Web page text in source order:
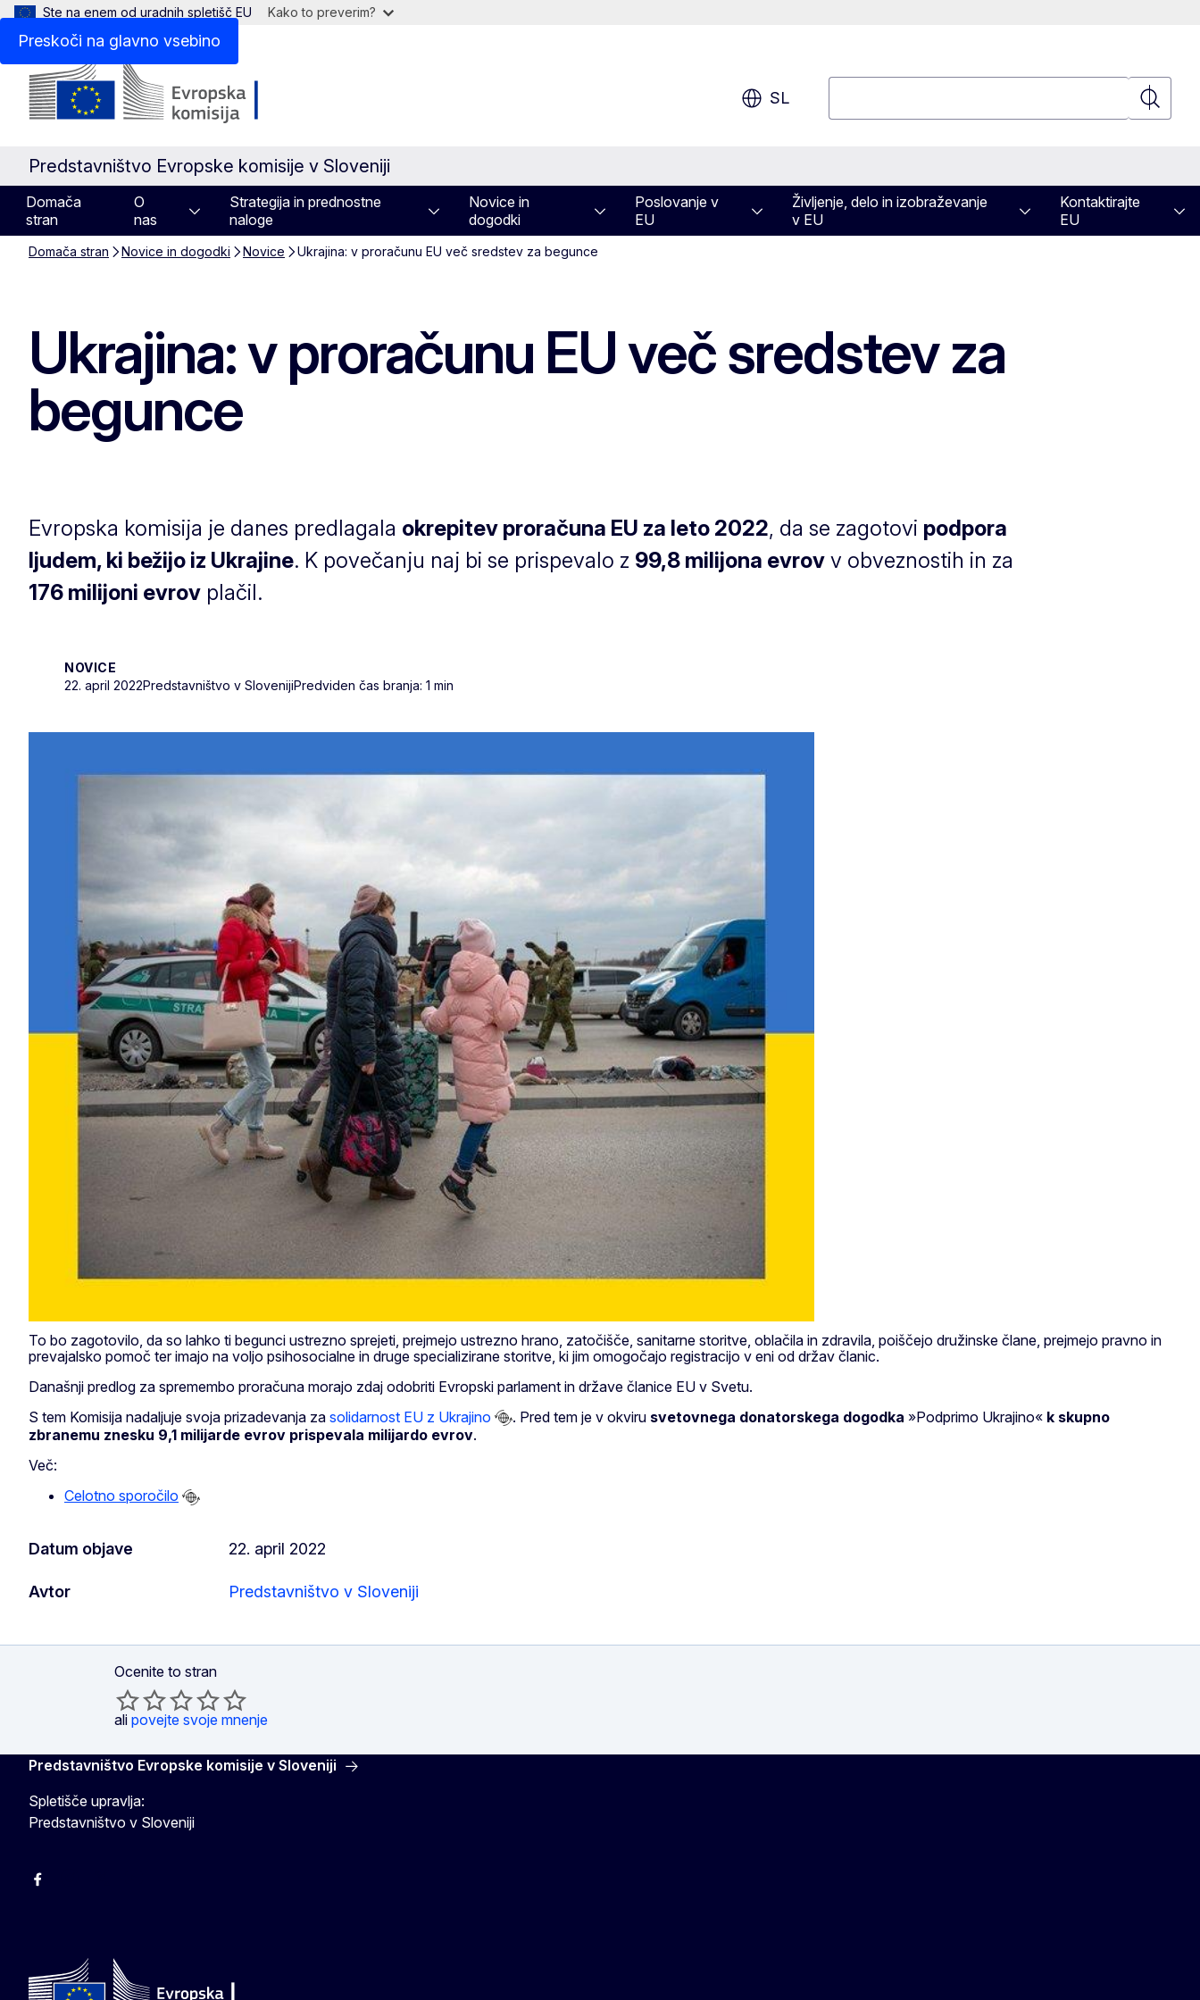
Preskoči na glavno vsebino
Ste na enem od uradnih spletišč EU Kako to preverim?
SL
Predstavništvo Evropske komisije v Sloveniji
Domača
stran
O
nas
Strategija in prednostne
naloge
Novice in
dogodki
Poslovanje v
EU
Življenje, delo in izobraževanje
v EU
Kontaktirajte
EU
Domača stran Novice in dogodki Novice Ukrajina: v proračunu EU več sredstev za begunce
Ukrajina: v proračunu EU več sredstev za
begunce
Evropska komisija je danes predlagala okrepitev proračuna EU za leto 2022, da se zagotovi podpora
ljudem, ki bežijo iz Ukrajine. K povečanju naj bi se prispevalo z 99,8 milijona evrov v obveznostih in za
176 milijoni evrov plačil.
NOVICE
22. april 2022Predstavništvo v SlovenijiPredviden čas branja: 1 min
To bo zagotovilo, da so lahko ti begunci ustrezno sprejeti, prejmejo ustrezno hrano, zatočišče, sanitarne storitve, oblačila in zdravila, poiščejo družinske člane, prejmejo pravno in
prevajalsko pomoč ter imajo na voljo psihosocialne in druge specializirane storitve, ki jim omogočajo registracijo v eni od držav članic.
Današnji predlog za spremembo proračuna morajo zdaj odobriti Evropski parlament in države članice EU v Svetu.
S tem Komisija nadaljuje svoja prizadevanja za solidarnost EU z Ukrajino . Pred tem je v okviru svetovnega donatorskega dogodka »Podprimo Ukrajino« k skupno
zbranemu znesku 9,1 milijarde evrov prispevala milijardo evrov.
Več:
Celotno sporočilo
Datum objave 22. april 2022
Avtor Predstavništvo v Sloveniji
Ocenite to stran
ali povejte svoje mnenje
Predstavništvo Evropske komisije v Sloveniji
Spletišče upravlja:
Predstavništvo v Sloveniji
Facebook